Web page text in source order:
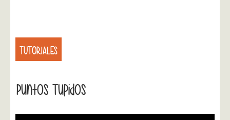
TUTORIALES
Puntos Tupidos